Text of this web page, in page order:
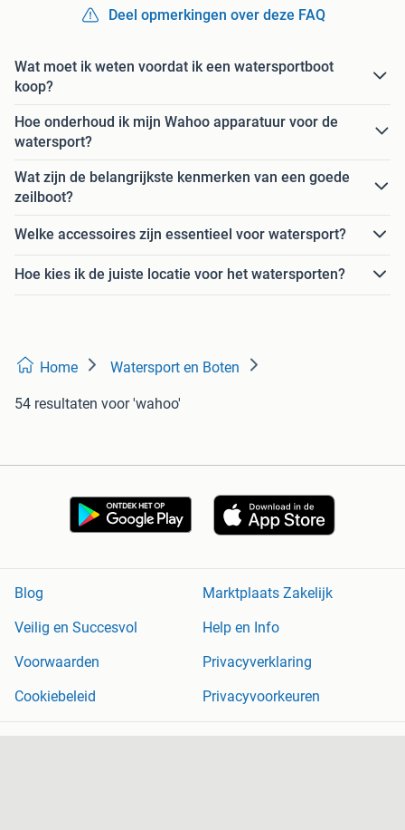
Deel opmerkingen over deze FAQ
Wat moet ik weten voordat ik een watersportboot
koop?
Hoe onderhoud ik mijn Wahoo apparatuur voor de
watersport?
Wat zijn de belangrijkste kenmerken van een goede
zeilboot?
Welke accessoires zijn essentieel voor watersport?
Hoe kies ik de juiste locatie voor het watersporten?
Home Watersport en Boten
54 resultaten voor 'wahoo'
Blog
Marktplaats Zakelijk
Veilig en Succesvol
Help en Info
Voorwaarden
Privacyverklaring
Cookiebeleid
Privacyvoorkeuren